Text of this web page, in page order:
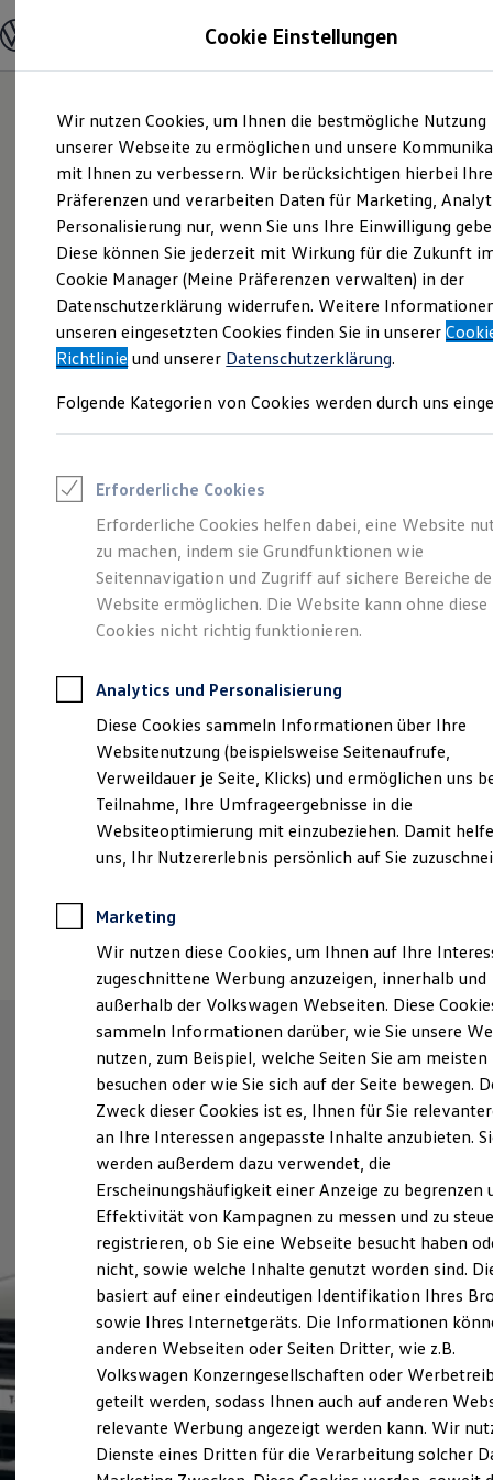
Hauptinhalt
springen
Footer
springen
Modelle und Konfigurator
Modelle vergleichen
Elektroautos
ENERGY Sondermodelle
Nutzfahrzeuge
SUV und CUV
Familienautos
Kombis
Kompaktwagen
Sportwagen
Schnell verfügbare Fahrzeuge
Angebote und Produkte
Aktuelle Angebote
E-Auto-Förderung
Volkswagen Marktplatz
Junge Gebrauchtwagen und Gebrauchtwagen
Saisonangebote
Leasing
Leasing-Angebote
Gebrauchtwagen Leasing
Junge Gebrauchtwagen-Leasing
Elektroauto Leasing
Kleinwagen-Leasing
Leasing ohne Anzahlung
Autokredit mit Schlussrate
Versicherungen und Garantien
Kfz-Versicherung
Restschuldversicherungen
Garantien
Wartungsverträge
Geschäftskunden
Professional Class bei Volkswagen
Großkunden
Behörden
Anpfiff zum Gewinn
Elektroautos
ID. Tutorials
Elektrofahrzeugkonzepte
Reichweite
Reichweite der ID. Modelle
Reichweite im Winter
Laden
Laden unterwegs
Laden Zuhause
Ladezeitensimulator
Batterie
Sicherheit
Garantie und Lebensdauer
Nachhaltigkeit
Technologie
Kosten und Kauf
Verbrauchskosten
Kaufoptionen
E-Auto-Förderung
Software und Konnektivität
Die ID. Software 6
ID. Software Versionen und Updates
Digitale Extras
Schnittstellen zu Ihrem ID.
Ihr Begleiter für Alltag
und Freizeit. Der T-
Cross.
(Impressum & Rechtliches
Cookie Einstellungen
Wir nutzen Cookies, um Ihnen die bestmögliche Nutzung
unserer Webseite zu ermöglichen und unsere
mit Ihnen zu verbessern. Wir berücksichtigen hierbei Ihre
Präferenzen und verarbeiten Daten für Marketing,
Personalisierung nur, wenn Sie uns Ihre Einwilligung
Diese können Sie jederzeit mit Wirkung für die Zukunft
Cookie Manager (Meine Präferenzen verwalten) in der
Datenschutzerklärung widerrufen. Weitere
unseren eingesetzten Cookies finden Sie in unserer
Richtlinie und unserer Datenschutzerklärung.
Folgende Kategorien von Cookies werden durch uns
Erforderliche Cookies
Erforderliche Cookies helfen dabei, eine Website
zu machen, indem sie Grundfunktionen wie
Seitennavigation und Zugriff auf sichere Bereiche
Website ermöglichen. Die Website kann ohne diese
Cookies nicht richtig funktionieren.
Analytics und Personalisierung
Diese Cookies sammeln Informationen über Ihre
Websitenutzung (beispielsweise Seitenaufrufe,
Verweildauer je Seite, Klicks) und ermöglichen uns
Teilnahme, Ihre Umfrageergebnisse in die
Websiteoptimierung mit einzubeziehen. Damit
uns, Ihr Nutzererlebnis persönlich auf Sie
Marketing
Wir nutzen diese Cookies, um Ihnen auf Ihre
zugeschnittene Werbung anzuzeigen, innerhalb und
außerhalb der Volkswagen Webseiten. Diese
sammeln Informationen darüber, wie Sie unsere
nutzen, zum Beispiel, welche Seiten Sie am meisten
besuchen oder wie Sie sich auf der Seite bewegen.
Zweck dieser Cookies ist es, Ihnen für Sie
an Ihre Interessen angepasste Inhalte anzubieten.
werden außerdem dazu verwendet, die
Erscheinungshäufigkeit einer Anzeige zu begrenzen
Effektivität von Kampagnen zu messen und zu
registrieren, ob Sie eine Webseite besucht haben
nicht, sowie welche Inhalte genutzt worden sind.
basiert auf einer eindeutigen Identifikation Ihres
sowie Ihres Internetgeräts. Die Informationen
anderen Webseiten oder Seiten Dritter, wie z.B.
Volkswagen Konzerngesellschaften oder
geteilt werden, sodass Ihnen auch auf anderen
relevante Werbung angezeigt werden kann. Wir
Dienste eines Dritten für die Verarbeitung solcher